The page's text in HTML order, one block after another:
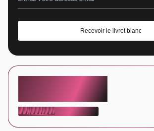
Recevoir le livret blanc
Parlons-en